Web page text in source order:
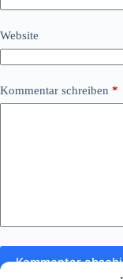
Website
Kommentar schreiben *
Kommentar